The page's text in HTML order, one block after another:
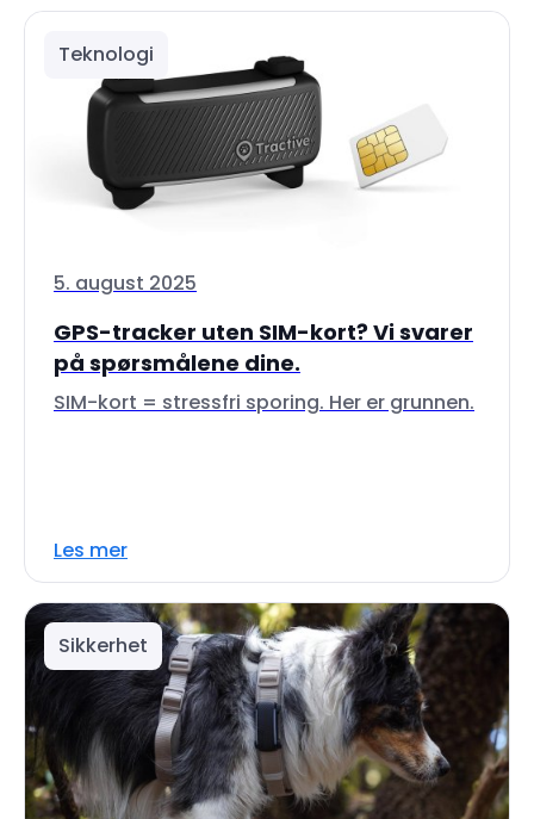
Teknologi
5. august 2025
GPS-tracker uten SIM-kort? Vi svarer
på spørsmålene dine.
SIM-kort = stressfri sporing. Her er grunnen.
Les mer
Sikkerhet